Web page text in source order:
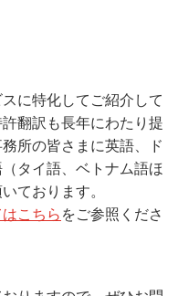
に特化してご紹介して
翻訳も長年にわたり提
所の皆さまに英語、ド
タイ語、ベトナム語ほ
ております。
こちら をご参照くださ